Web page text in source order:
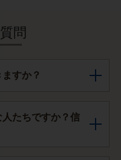
問
すか？
たちですか？信